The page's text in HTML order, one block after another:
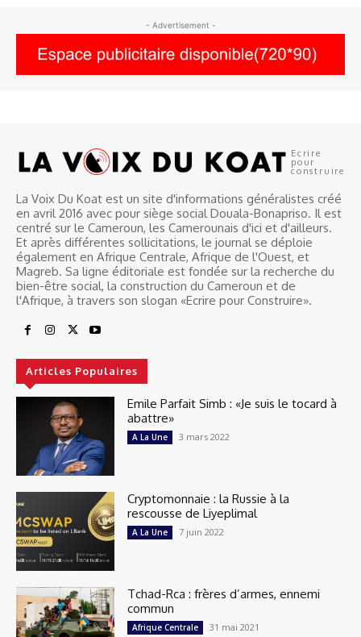
- Advertisement -
Ecrire
pour
construire
La Voix Du Koat est un site d'informations généralistes créé
en avril 2016 avec pour siège social Douala-Bonapriso. Il est
centré sur le Cameroun, les Camerounais d'ici et d'ailleurs.
Et après différentes sollicitations, le journal se déploie
également en Afrique Centrale, Afrique de l'Ouest, et
Magreb. Sa ligne éditoriale est fondée sur la recherche du
bien-être social, la construction du Cameroun et de
l'Afrique, à travers son slogan «Ecrire pour Construire».
Articles Populaires
Emile Parfait Simb : «Je suis le tocard à
abattre»
A La Une 3 mars 2022
Cryptomonnaie : la Russie à la
rescousse de Liyeplimal
A La Une 7 juin 2022
Tchad-Rca : frères d’armes, ennemi
commun
Afrique Centrale 31 mai 2021